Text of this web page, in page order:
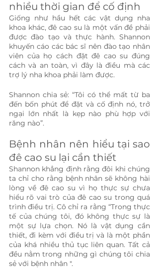
nhiều thời gian để cố định
Giống như hầu hết các vật dụng nha
khoa khác, đê cao su là một vấn đề phải
được đào tạo và thực hành. Shannon
khuyến cáo các bác sĩ nên đào tạo nhân
viên của họ cách đặt đê cao su đúng
cách và an toàn, vì đây là điều mà các
trợ lý nha khoa phải làm được.
Shannon chia sẻ: “Tôi có thể mất từ ​​ba
đến bốn phút để đặt và cố định nó, trở
ngại lớn nhất là kẹp nào phù hợp với
răng nào”.
Bệnh nhân nên hiểu tại sao
đê cao su lại cần thiết
Shannon khẳng định rằng đôi khi chúng
ta chỉ cho rằng bệnh nhân sẽ không hài
lòng về đê cao su vì họ thực sự chưa
hiểu rõ vai trò của đê cao su trong quá
trình điều trị. Cô chỉ ra rằng “Trong thực
tế của chúng tôi, đó không thực sự là
một sự lựa chọn. Nó là vật dụng cần
thiết, đi kèm với điều trị và là một phần
của khá nhiều thủ tục liên quan. Tất cả
đều nằm trong những gì chúng tôi chia
sẻ với bệnh nhân ".